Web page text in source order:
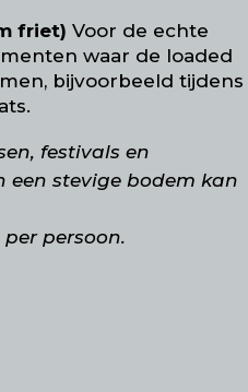
friet) Voor de echte
waar de loaded
bijvoorbeeld tijdens
festivals en
een stevige bodem kan
persoon.